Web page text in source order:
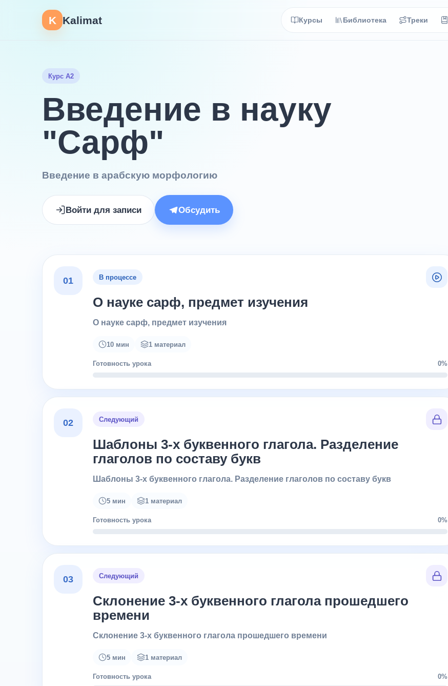
K Kalimat Курсы Библиотека Треки
Курс A2
Введение в науку
"Сарф"
Введение в арабскую морфологию
Войти для записи Обсудить
01 В процессе
О науке сарф, предмет изучения
О науке сарф, предмет изучения
10 мин 1 материал
Готовность урока 0%
02 Следующий
Шаблоны 3-х буквенного глагола. Разделение
глаголов по составу букв
Шаблоны 3-х буквенного глагола. Разделение глаголов по составу букв
5 мин 1 материал
Готовность урока 0%
03 Следующий
Склонение 3-х буквенного глагола прошедшего
времени
Склонение 3-х буквенного глагола прошедшего времени
5 мин 1 материал
Готовность урока 0%